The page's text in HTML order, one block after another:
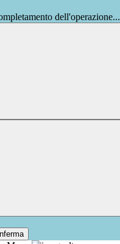
dell'operazione...